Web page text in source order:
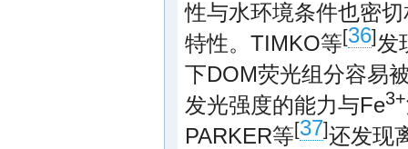
性与水环境条件也密
特性。TIMKO等[36]发
下DOM荧光组分容易
发光强度的能力与Fe3+
PARKER等[37]还发现